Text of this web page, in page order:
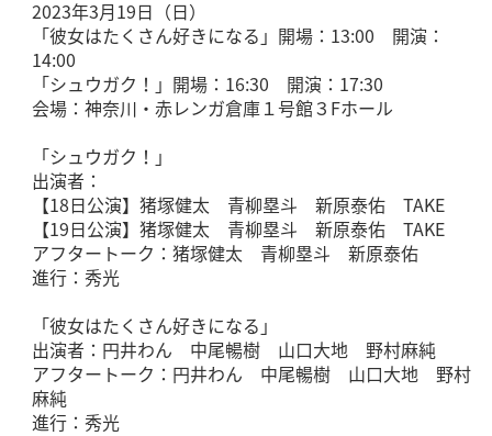
2023年3月19日（日）
「彼女はたくさん好きになる」開場：13:00 開演：
14:00
「シュウガク！」開場：16:30 開演：17:30
会場：神奈川・赤レンガ倉庫１号館３Fホール
「シュウガク！」
出演者：
【18日公演】猪塚健太 青柳塁斗 新原泰佑 TAKE
【19日公演】猪塚健太 青柳塁斗 新原泰佑 TAKE
アフタートーク：猪塚健太 青柳塁斗 新原泰佑
進行：秀光
「彼女はたくさん好きになる」
出演者：円井わん 中尾暢樹 山口大地 野村麻純
アフタートーク：円井わん 中尾暢樹 山口大地 野村
麻純
進行：秀光